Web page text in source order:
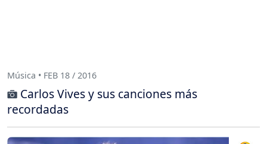
Música • FEB 18 / 2016
Carlos Vives y sus canciones más
recordadas